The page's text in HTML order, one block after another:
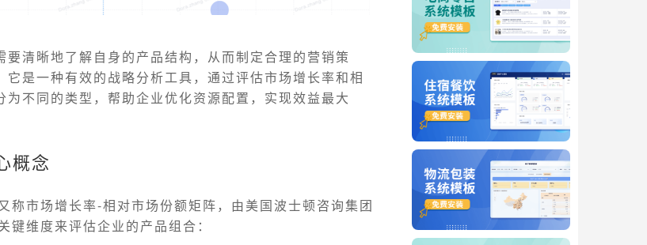
清晰地了解自身的产品结构，从而制定合理的营销策
它是一种有效的战略分析工具，通过评估市场增长率和相
为不同的类型，帮助企业优化资源配置，实现效益最大
概念
称市场增长率-相对市场份额矩阵，由美国波士顿咨询集团
键维度来评估企业的产品组合：